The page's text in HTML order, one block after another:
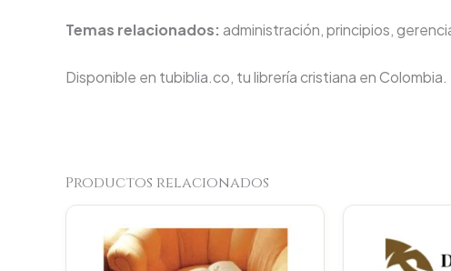
Temas relacionados: administración, principios,
Disponible en tubiblia.co, tu librería cristiana en Colombia.
Productos relacionados
price
$59.300.
price
is:
$56.335.